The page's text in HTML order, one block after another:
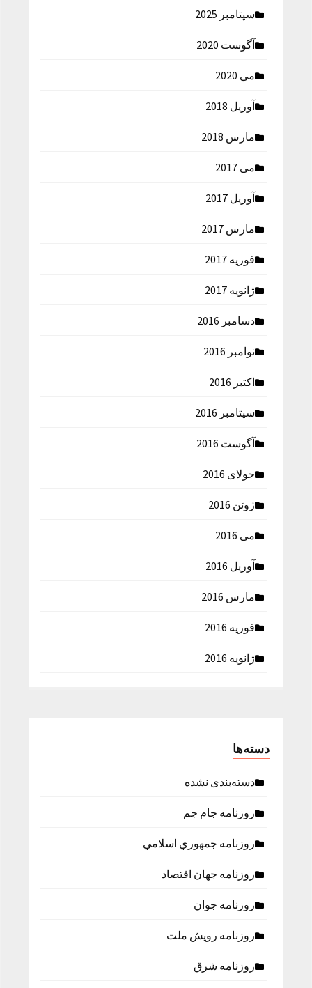
سپتامبر 2025
آگوست 2020
می 2020
آوریل 2018
مارس 2018
می 2017
آوریل 2017
مارس 2017
فوریه 2017
ژانویه 2017
دسامبر 2016
نوامبر 2016
اکتبر 2016
سپتامبر 2016
آگوست 2016
جولای 2016
ژوئن 2016
می 2016
آوریل 2016
مارس 2016
فوریه 2016
ژانویه 2016
دسته‌ها
دسته‌بندی نشده
روزنامه جام جم
روزنامه جمهوري اسلامي
روزنامه جهان اقتصاد
روزنامه جوان
روزنامه رویش ملت
روزنامه شرق